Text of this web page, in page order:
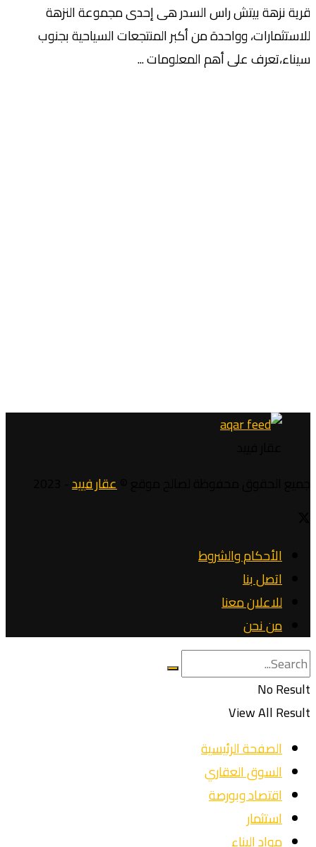
قرية نزهة بيتش راس السدر هى إحدى مجموعة النزهة
للاستثمارات، وواحدة من أكبر المنتجعات السياحية بجنوب
سيناء،تعرف على أهم المعلومات ...
عقار فييد
الأحكام والشروط
اتصل بنا
للاعلان معنا
من نحن
No Result
View All Result
الصفحة الرئيسية
السوق العقاري
اقتصاد وبورصة
استثمار
مواد البناء